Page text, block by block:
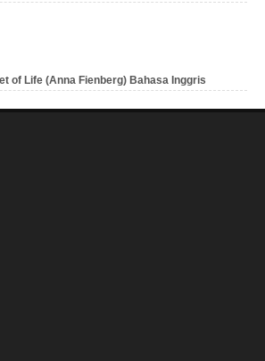
of Life (Anna Fienberg) Bahasa Inggris